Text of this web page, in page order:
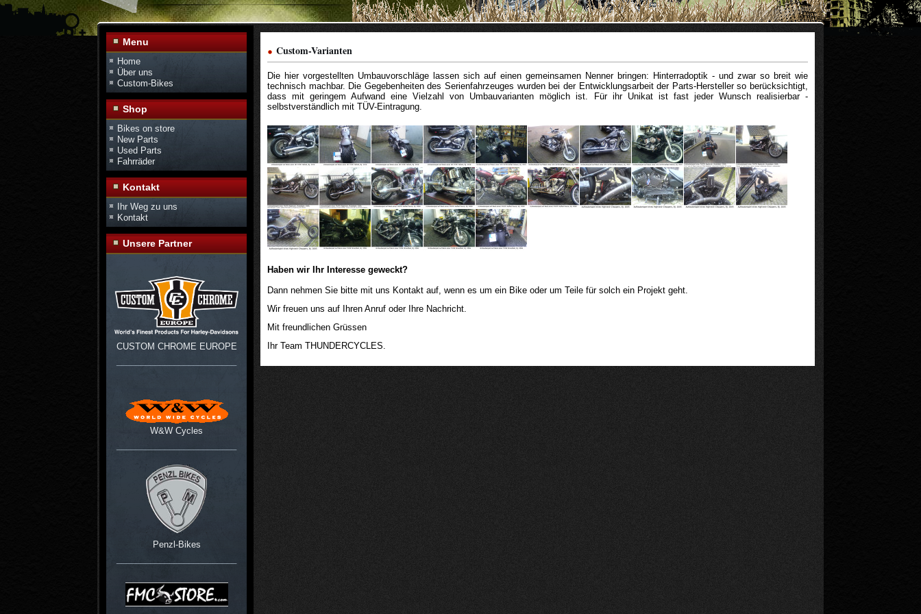
Menu
Home
Über uns
Custom-Bikes
Shop
Bikes on store
New Parts
Used Parts
Fahrräder
Kontakt
Ihr Weg zu uns
Kontakt
Unsere Partner
CUSTOM CHROME EUROPE
W&W Cycles
Penzl-Bikes
Custom-Varianten
Die hier vorgestellten Umbauvorschläge lassen sich auf einen gemeinsamen Nenner bringen: Hinterradoptik - und zwar so breit wie
technisch machbar. Die Gegebenheiten des Serienfahrzeuges wurden bei der Entwicklungsarbeit der Parts-Hersteller so berücksichtigt,
dass mit geringem Aufwand eine Vielzahl von Umbauvarianten möglich ist. Für ihr Unikat ist fast jeder Wunsch realisierbar -
selbstverständlich mit TÜV-Eintragung.
Haben wir Ihr Interesse geweckt?
Dann nehmen Sie bitte mit uns Kontakt auf, wenn es um ein Bike oder um Teile für solch ein Projekt geht.
Wir freuen uns auf Ihren Anruf oder Ihre Nachricht.
Mit freundlichen Grüssen
Ihr Team THUNDERCYCLES.